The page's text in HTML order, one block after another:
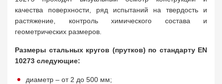
качества поверхности, ряд испытаний на твердость и
растяжение, контроль химического состава и
геометрических размеров.
Размеры стальных кругов (прутков) по стандарту EN
10273 следующие:
диаметр – от 2 до 500 мм;